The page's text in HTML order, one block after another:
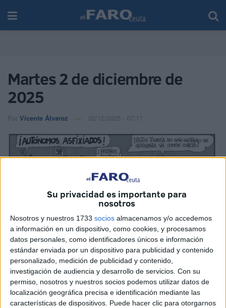
Su privacidad es importante para
nosotros
Nosotros y nuestros 1733 socios almacenamos y/o accedemos
a información en un dispositivo, como cookies, y procesamos
datos personales, como identificadores únicos e información
estándar enviada por un dispositivo para publicidad y contenido
personalizado, medición de publicidad y contenido,
investigación de audiencia y desarrollo de servicios. Con su
permiso, nosotros y nuestros socios podemos utilizar datos de
localización geográfica precisa e identificación mediante las
características de dispositivos. Puede hacer clic para otorgarnos
Martes 2 de diciembre de
2025
Por Vicente Álvarez 02/12/2025 - 07:17
RelatedPosts
Vecinos e inmigrantes que duermen en el
Sarchal se unen para limpiar la playa
HACE 3 MINUTOS